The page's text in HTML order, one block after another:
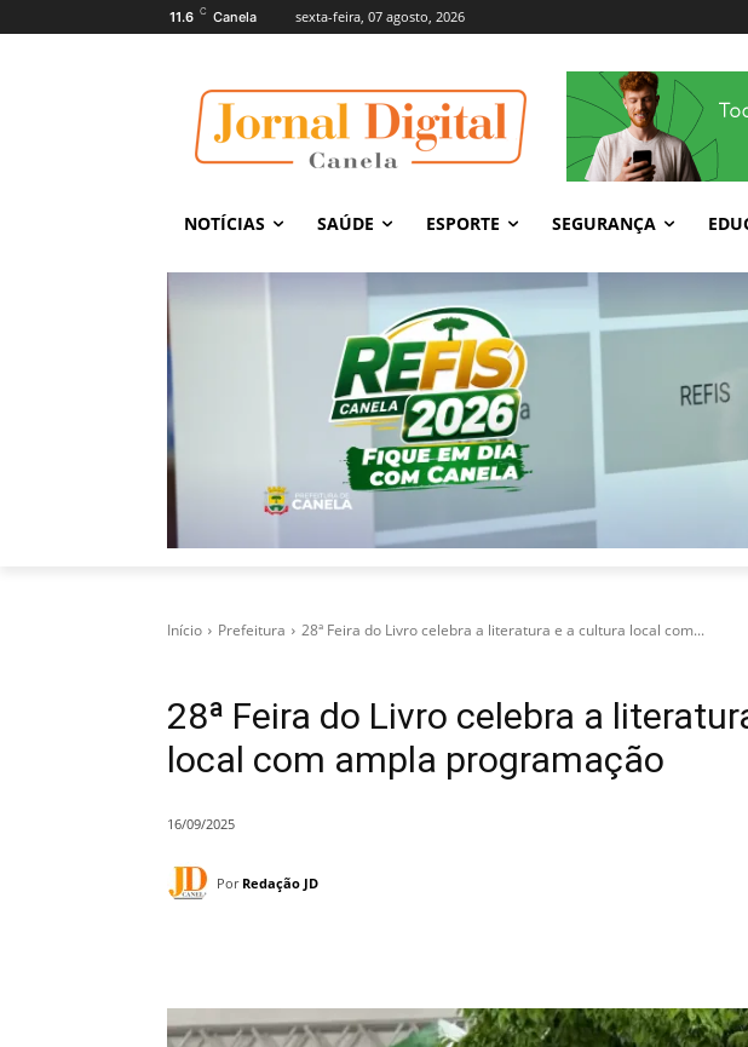
11.6 C Canela sexta-feira, 07 agosto, 2026
NOTÍCIAS SAÚDE ESPORTE SEGURANÇA
Início Prefeitura 28ª Feira do Livro celebra a literatura e a cultura local com...
28ª Feira do Livro celebra a
local com ampla programação
16/09/2025
Por Redação JD